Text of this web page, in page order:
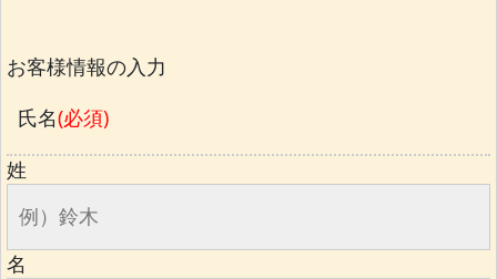
お客様情報の入力
氏名(必須)
姓
名